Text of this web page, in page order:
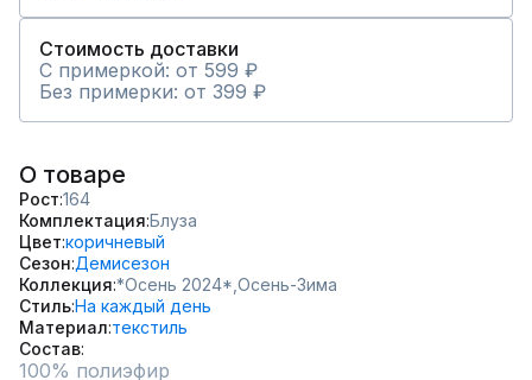
Стоимость доставки
С примеркой: от 599 ₽
Без примерки: от 399 ₽
О товаре
Рост 164
Комплектация Блуза
Цвет коричневый
Сезон Демисезон
Коллекция *Осень 2024*, Осень-Зима
СтильНа каждый день
Материал текстиль
Состав